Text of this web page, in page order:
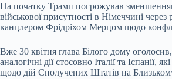
На початку Трамп погрожував
військової присутності в Німеччині через
канцлером Фрідріхом Мерцом щодо
Вже 30 квітня глава Білого дому
аналогічні дії стосовно Італії та Іспанії,
щодо дій Сполучених Штатів на